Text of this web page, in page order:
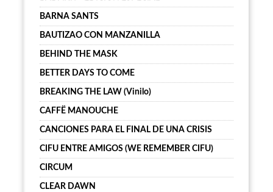
BARNA SANTS
BAUTIZAO CON MANZANILLA
BEHIND THE MASK
BETTER DAYS TO COME
BREAKING THE LAW (Vinilo)
CAFFË MANOUCHE
CANCIONES PARA EL FINAL DE UNA CRISIS
CIFU ENTRE AMIGOS (WE REMEMBER CIFU)
CIRCUM
CLEAR DAWN